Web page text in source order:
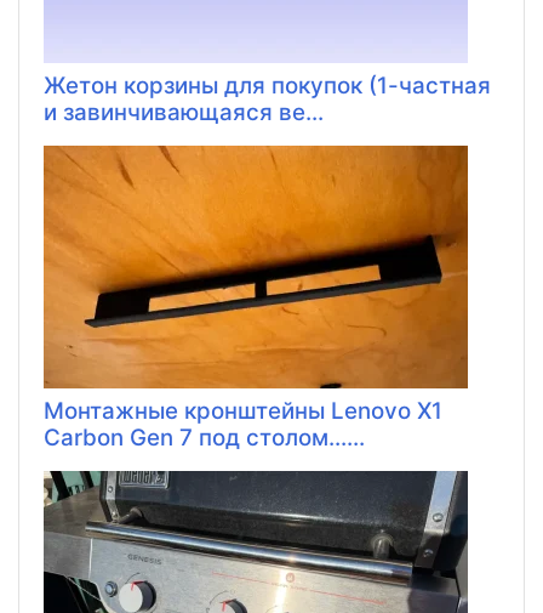
Жетон корзины для покупок (1-частная
и завинчивающаяся ве...
Монтажные кронштейны Lenovo X1
Carbon Gen 7 под столом......